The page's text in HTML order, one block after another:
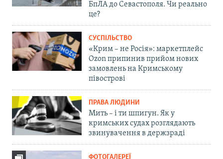
БпЛА до Севастополя. Чи реально
це?
СУСПІЛЬСТВО
«Крим – не Росія»: маркетплейс
Ozon припинив прийом нових
замовлень на Кримському
півострові
ПРАВА ЛЮДИНИ
Мить – і ти шпигун. Як у
кримських судах розглядають
звинувачення в держзраді
ФОТОГАЛЕРЕЇ